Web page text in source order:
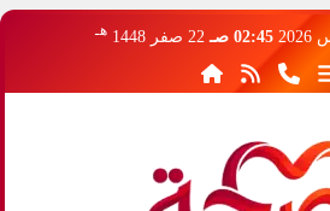
02:45 صـ 22 صفر 1448 هـ